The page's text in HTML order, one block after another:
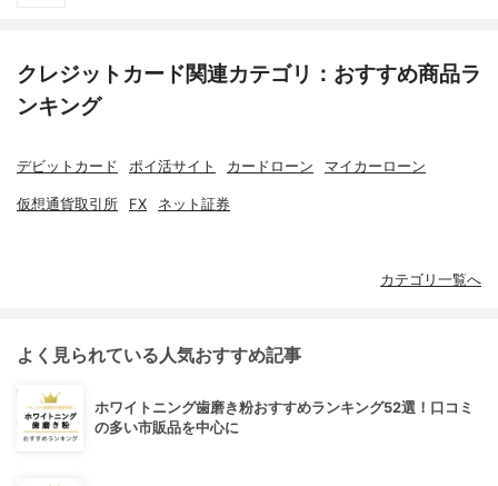
クレジットカード関連カテゴリ：おすすめ商品ラ
ンキング
デビットカード ポイ活サイト カードローン マイカーローン
仮想通貨取引所 FX ネット証券
カテゴリ一覧へ
よく見られている人気おすすめ記事
ホワイトニング歯磨き粉おすすめランキング52選！口コミ
の多い市販品を中心に